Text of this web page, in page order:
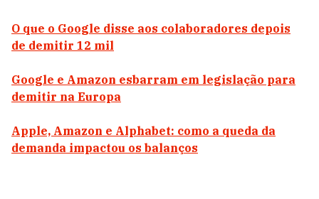
O que o Google disse aos colaboradores depois
de demitir 12 mil
Google e Amazon esbarram em legislação para
demitir na Europa
Apple, Amazon e Alphabet: como a queda da
demanda impactou os balanços